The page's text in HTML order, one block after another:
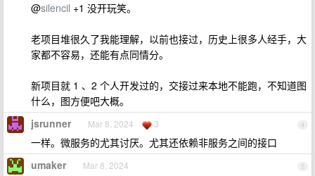
@silencil +1 没开玩笑。
老项目堆很久了我能理解，以前也接过，历史上很多人经手，大
家都不容易，还能有点同情分。
新项目就 1 、2 个人开发过的，交接过来本地不能跑，不知道图
什么，图方便吧大概。
4
jsrunner Mar 8, 2024 3
一样。微服务的尤其讨厌。尤其还依赖非服务之间的接口
5
umaker Mar 8, 2024